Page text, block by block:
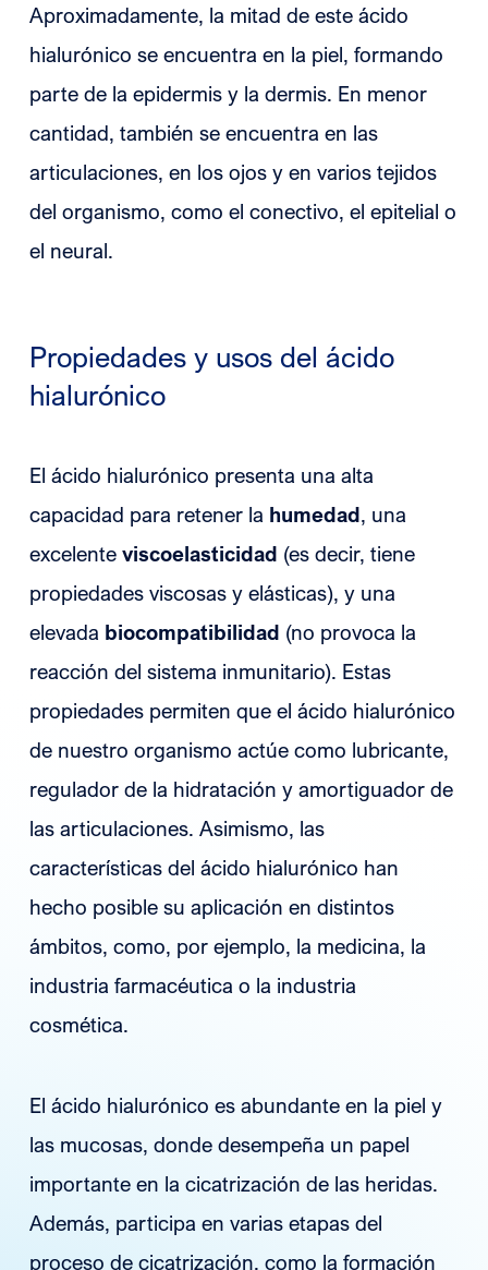
Aproximadamente, la mitad de este ácido
hialurónico se encuentra en la piel, formando
parte de la epidermis y la dermis. En menor
cantidad, también se encuentra en las
articulaciones, en los ojos y en varios tejidos
del organismo, como el conectivo, el epitelial o
el neural.
Propiedades y usos del ácido
hialurónico
El ácido hialurónico presenta una alta
capacidad para retener la humedad, una
excelenteviscoelasticidad (es decir, tiene
propiedades viscosas y elásticas), y una
elevada biocompatibilidad (no provoca la
reacción del sistema inmunitario). Estas
propiedades permiten que el ácido hialurónico
de nuestro organismo actúe como lubricante,
regulador de la hidratación y amortiguador de
las articulaciones. Asimismo, las
características del ácido hialurónico han
hecho posible su aplicación en distintos
ámbitos, como, por ejemplo, la medicina, la
industria farmacéutica o la industria
cosmética.
El ácido hialurónico es abundante en la piel y
las mucosas, donde desempeña un papel
importante en la cicatrización de las heridas.
Además, participa en varias etapas del
proceso de cicatrización, como la formación